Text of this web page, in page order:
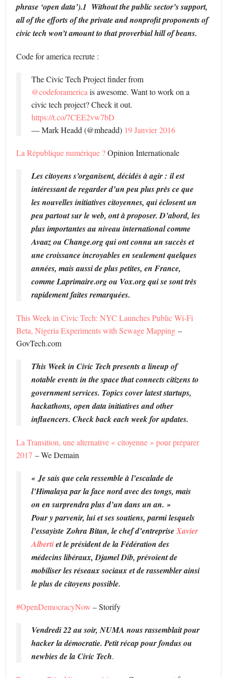
phrase ‘open data’).1 Without the public sector’s support,
all of the efforts of the private and nonprofit proponents of
civic tech won’t amount to that proverbial hill of beans.
Code for america recrute :
The Civic Tech Project finder from
@codeforamericais awesome. Want to work on a
civic tech project? Check it out.
https://t.co/7CEE2vw7bD
— Mark Headd (@mheadd) 19 Janvier 2016
La République numérique ?Opinion Internationale
Les citoyens s’organisent, décidés à agir : il est
intéressant de regarder d’un peu plus près ce que
les nouvelles initiatives citoyennes, qui éclosent un
peu partout sur le web, ont à proposer. D’abord, les
plus importantes au niveau international comme
Avaaz ou Change.org qui ont connu un succès et
une croissance incroyables en seulement quelques
années, mais aussi de plus petites, en France,
comme Laprimaire.org ou Vox.org qui se sont très
rapidement faites remarquées.
This Week in Civic Tech: NYC Launches Public Wi-Fi
Beta, Nigeria Experiments with Sewage Mapping –
GovTech.com
This Week in Civic Tech presents a lineup of
notable events in the space that connects citizens to
government services. Topics cover latest startups,
hackathons, open data initiatives and other
influencers. Check back each week for updates.
La Transition, une alternative « citoyenne » pour préparer
2017 – We Demain
« Je sais que cela ressemble à l’escalade de
l’Himalaya par la face nord avec des tongs, mais
on en surprendra plus d’un dans un an. »
Pour y parvenir, lui et ses soutiens, parmi lesquels
l’essayiste Zohra Bitan, le chef d’entrepriseXavier
Albertiet le président de la Fédération des
médecins libéraux, Djamel Dib, prévoient de
mobiliser les réseaux sociaux et de rassembler ainsi
le plus de citoyens possible.
#OpenDemocracyNow– Storify
Vendredi 22 au soir, NUMA nous rassemblait pour
hacker la démocratie. Petit récap pour fondus ou
newbies de la Civic Tech.